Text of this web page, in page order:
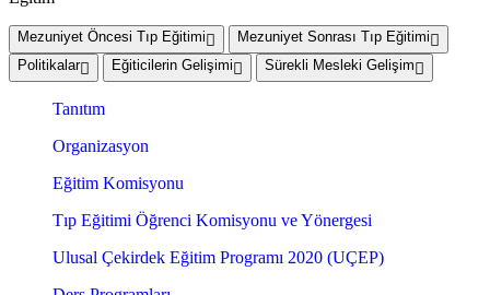
Mezuniyet Öncesi Tıp Eğitimi
Mezuniyet Sonrası Tıp Eğitimi
Politikalar
Eğiticilerin Gelişimi Sürekli Mesleki Gelişim
Tanıtım
Organizasyon
Eğitim Komisyonu
Tıp Eğitimi Öğrenci Komisyonu ve Yönergesi
Ulusal Çekirdek Eğitim Programı 2020 (UÇEP)